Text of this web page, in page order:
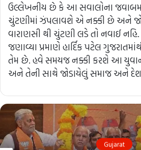
ઉલ્લેખનીય છે કે આ સવાલોના જવાબમાં
ચુંટણીમાં ઝંપલાવશે એ નક્કી છે અને જો
વારાણસી થી ચુંટણી લડે તો નવાઈ નહિ.
જણાવ્યા પ્રમાણે હાર્દિક પટેલ
તેમ છે. હવે સમયજ નક્કી કરશે આ યુવાન
અને તેની સાથે જોડાયેલું સમાજ અને
Gujarat